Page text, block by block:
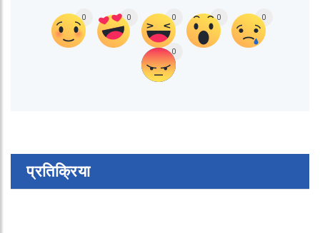
0 0 0 0 0
0
प्रतिक्रिया